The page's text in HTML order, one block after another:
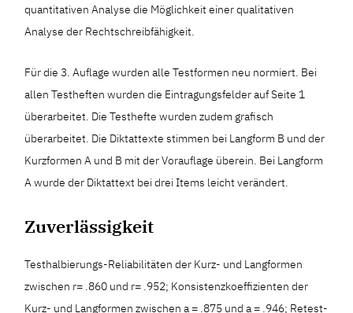
quantitativen Analyse die Möglichkeit einer qualitativen
Analyse der Rechtschreibfähigkeit.
Für die 3. Auflage wurden alle Testformen neu normiert. Bei
allen Testheften wurden die Eintragungsfelder auf Seite 1
überarbeitet. Die Testhefte wurden zudem grafisch
überarbeitet. Die Diktattexte stimmen bei Langform B und der
Kurzformen A und B mit der Vorauflage überein. Bei Langform
A wurde der Diktattext bei drei Items leicht verändert.
Zuverlässigkeit
Testhalbierungs-Reliabilitäten der Kurz- und Langformen
zwischen r= .860 und r= .952; Konsistenzkoeffizienten der
Kurz- und Langformen zwischen a = .875 und a = .946; Retest-